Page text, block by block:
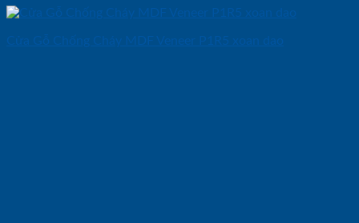
Cửa Gỗ Chống Cháy MDF Veneer P1R5 xoan dao